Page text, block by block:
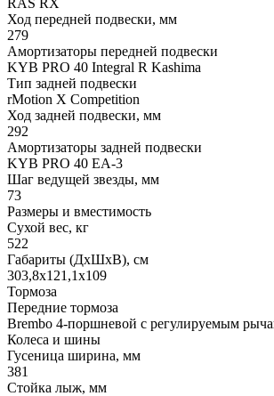
Ход передней подвески, мм
279
Амортизаторы передней подвески
KYB PRO 40 Integral R Kashima
Тип задней подвески
rMotion X Competition
Ход задней подвески, мм
292
Амортизаторы задней подвески
KYB PRO 40 EA-3
Шаг ведущей звезды, мм
73
Размеры и вместимость
Сухой вес, кг
522
Габариты (ДхШхВ), см
303,8x121,1x109
Тормоза
Передние тормоза
Brembo 4-поршневой с регулируемым
Колеса и шины
Гусеница ширина, мм
381
Стойка лыж, мм